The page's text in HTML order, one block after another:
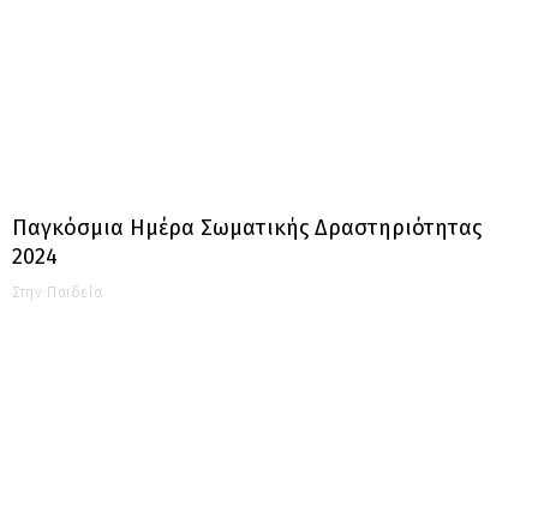
Παγκόσμια Ημέρα Σωματικής Δραστηριότητας
2024
Στην Παιδεία